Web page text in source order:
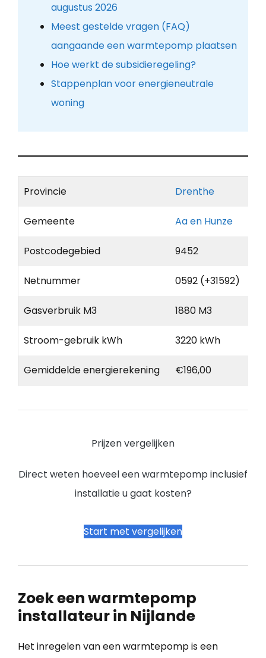
augustus 2026
Meest gestelde vragen (FAQ)
aangaande een warmtepomp plaatsen
Hoe werkt de subsidieregeling?
Stappenplan voor energieneutrale
woning
Provincie Drenthe
Gemeente Aa en Hunze
Postcodegebied 9452
Netnummer 0592 (+31592)
Gasverbruik M3 1880 M3
Stroom-gebruik kWh 3220 kWh
Gemiddelde energierekening €196,00
Prijzen vergelijken
Direct weten hoeveel een warmtepomp inclusief
installatie u gaat kosten?
Start met vergelijken
Zoek een warmtepomp
installateur in Nijlande
Het inregelen van een warmtepomp is een